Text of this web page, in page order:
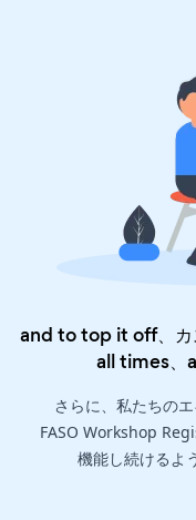
and to top it off、カ
all times、
さらに、私たちの
FASO Workshop
機能し続けるよ